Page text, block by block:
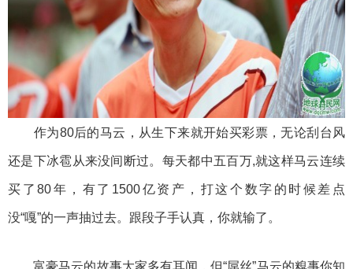
作为80后的马云，从生下来就开始买彩票，无论刮台风
还是下冰雹从来没间断过。每天都中五百万,就这样马云连续
买了80年，有了1500亿资产，打这个数字的时候差点
没“嘎”的一声抽过去。跟段子手认真，你就输了。